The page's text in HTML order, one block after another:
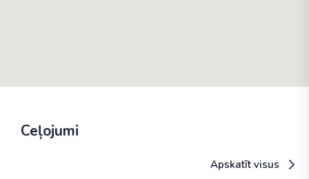
Ceļojumi
Apskatīt visus